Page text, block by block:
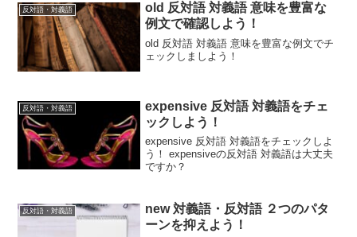
反対語・対義語
old 反対語 対義語 意味を豊富な
例文で確認しよう！
old 反対語 対義語 意味を豊富な例文でチ
ェックしましよう！
反対語・対義語
expensive 反対語 対義語をチェ
ックしよう！
expensive 反対語 対義語をチェックしよ
う！ expensiveの反対語 対義語は大丈夫
ですか？
反対語・対義語
new 対義語・反対語 ２つのパタ
ーンを抑えよう！